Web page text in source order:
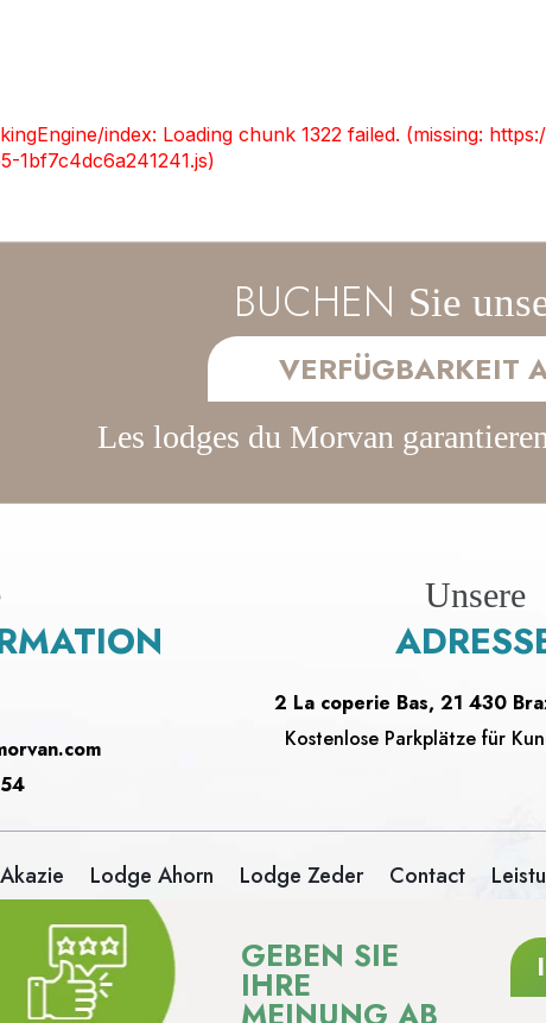
BUCHEN Sie
VERFÜGBARKEIT
Les lodges du Morvan
Unsere
2 La coperie Bas, 21 430
Kostenlose Parkplätze für
Lodge Ahorn Lodge Zeder Contact
GEBEN SIE
IHRE
MEINUNG AB